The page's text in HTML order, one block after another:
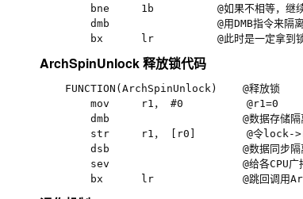
bne     1b          @如果不相等，继
dmb                 @用DMB指令来隔离
ArchSpinUnlock 释放锁代码
    FUNCTION(ArchSpinUnlock)    @释放锁
mov     r1， #0
dmb                     @数据存储隔离
str     r1， [r0]        @令lock-
dsb                     @数据同步隔
sev                     @给各CPU广播